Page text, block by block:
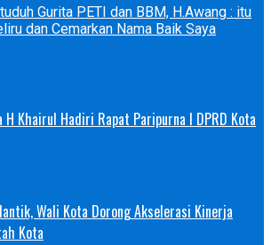
Gurita PETI dan BBM, H.Awang : itu
dan Cemarkan Nama Baik Saya
H Khairul Hadiri Rapat Paripurna I DPRD Kota
Wali Kota Dorong Akselerasi Kinerja
Kota